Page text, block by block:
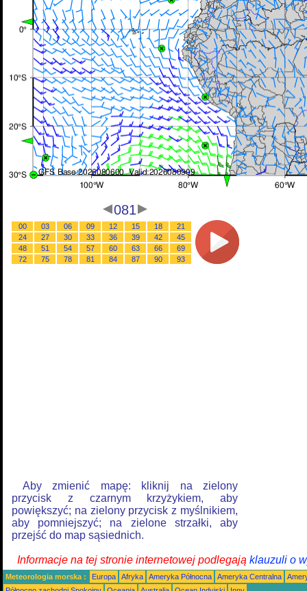
081
00 03 06 09 12 15 18
21
24
27 30 33 36 39 42
45
48
51 54 57 60 63 66
69
72
75 78 81 84 87 90 93
Aby zmienić mapę: kliknij na zielony
przycisk z czarnym krzyżykiem, aby
powiększyć; na zielony przycisk z myślnikiem,
aby pomniejszyć; na zielone strzałki, aby
przejść do map sąsiednich.
Informacje na tej stronie internetowej podlegają klauzuli o
Meteorologia morska : Europa Afryka Ameryka Północna Ameryka Centralna